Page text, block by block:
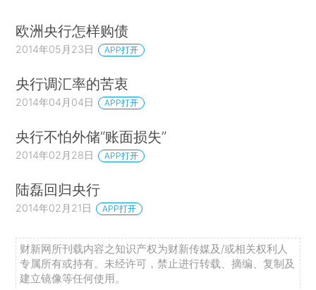
欧洲央行怎样购债
2014年05月23日 APP打开
央行调汇率的苦衷
2014年04月04日 APP打开
央行不怕外储“账面损失”
2014年02月28日 APP打开
陆磊回归央行
2014年02月21日 APP打开
财新网所刊载内容之知识产权为财新传媒及/或相关权利人
专属所有或持有。未经许可，禁止进行转载、摘编、复制及
建立镜像等任何使用。